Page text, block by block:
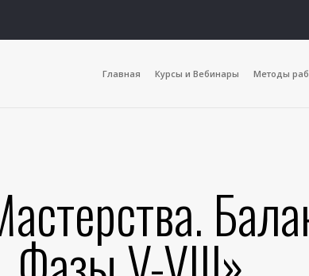
Главная Курсы и Вебинары Методы